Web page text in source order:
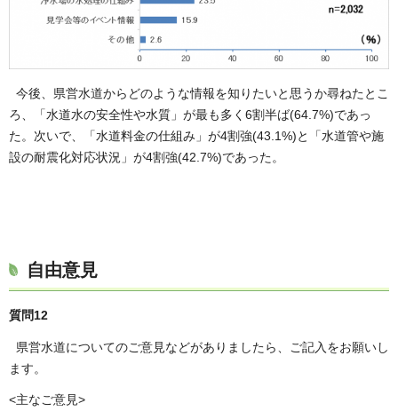
今後、県営水道からどのような情報を知りたいと思うか尋ねたとこ
ろ、「水道水の安全性や水質」が最も多く6割半ば(64.7%)であっ
た。次いで、「水道料金の仕組み」が4割強(43.1%)と「水道管や施
設の耐震化対応状況」が4割強(42.7%)であった。
自由意見
質問12
県営水道についてのご意⾒などがありましたら、ご記⼊をお願いし
ます。
<主なご意見>